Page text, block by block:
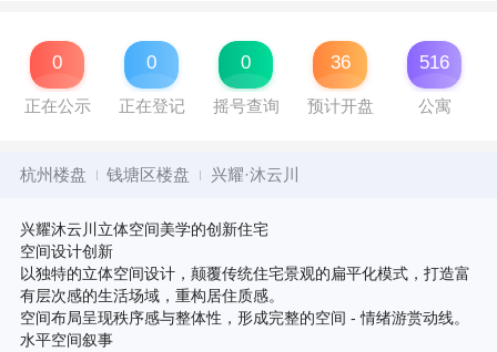
0
正在公示
0
正在登记
0
摇号查询
36
预计开盘
516
公寓
杭州楼盘 钱塘区楼盘 兴耀·沐云川
兴耀沐云川立体空间美学的创新住宅
空间设计创新
以独特的立体空间设计，颠覆传统住宅景观的扁平化模式，打造富
有层次感的生活场域，重构居住质感。
空间布局呈现秩序感与整体性，形成完整的空间 - 情绪游赏动线。
水平空间叙事